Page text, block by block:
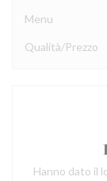
Menu
Qualità/Prezzo
Hanno dato il